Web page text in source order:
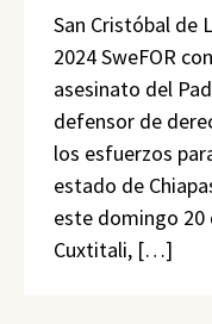
San Cristóbal de
2024 SweFOR
asesinato del
defensor de
los esfuerzos
estado de
este domingo 20
Cuxtitali, […]